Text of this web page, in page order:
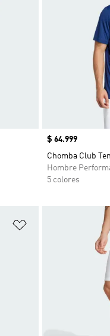
Precio
$ 64.999
Chomba Club
Hombre
5 colores
Añadir a la lista de